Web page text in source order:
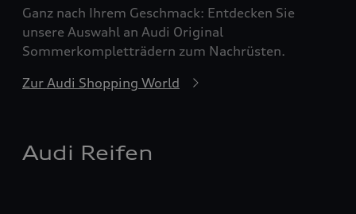
Ganz nach Ihrem Geschmack: Entdecken Sie
unsere Auswahl an Audi Original
Sommerkompletträdern zum Nachrüsten.
Zur Audi Shopping World
Audi Reifen